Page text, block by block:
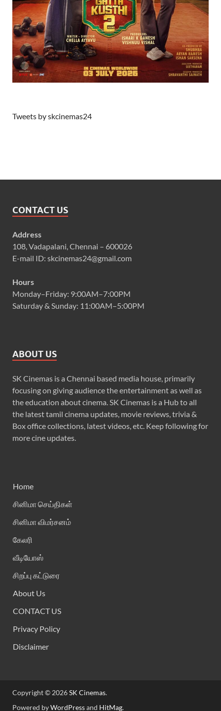
Tweets by skcinemas24
CONTACT US
Address
108, Vadapalani, Chennai – 600026
E-mail ID: skcinemas24@gmail.com
Hours
Monday–Friday: 9:00AM–7:00PM
Saturday & Sunday: 11:00AM–5:00PM
ABOUT US
SK Cinemas is a Chennai based media house, primarily
focusing on giving audience the entertainment as well as
the education about cinema. SK Cinemas is a Hub to all
the latest tamil cinema updates, movie reviews, trivia &
Box office collections, latest videos, etc. Keep following for
more cine updates.
Home
சினிமா செய்திகள்
சினிமா விமர்சனம்
கேலரி
வீடியோஸ்
சிறப்பு கட்டுரை
About Us
CONTACT US
Privacy Policy
Disclaimer
Copyright © 2026SK Cinemas.
Powered byWordPressand HitMag.